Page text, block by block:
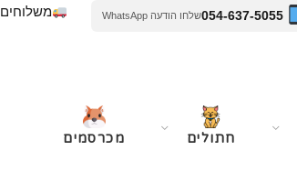
054-637-5055שלחו הודעה WhatsApp משלוחים
חתולים מכרסמים